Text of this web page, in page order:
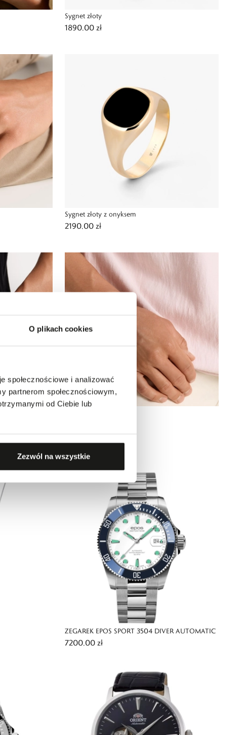
O plikach cookies
społecznościowe i analizować
partnerom społecznościowym,
od Ciebie lub
Zezwól na wszystkie
Sygnet złoty
1890,00 zł
Sygnet złoty z onyksem
2190,00 zł
ZEGAREK EPOS SPORT 3504 DIVER AUTOMATIC
7200,00 zł